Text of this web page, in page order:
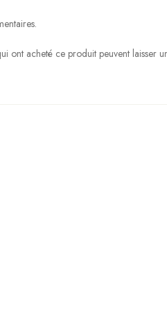
ont acheté ce produit peuvent laisser